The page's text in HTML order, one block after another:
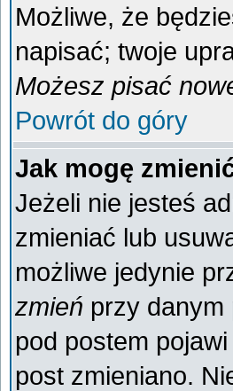
Możliwe, że
napisać; twoje
Możesz pisać
Powrót do góry
Jak mogę
Jeżeli nie jesteś
zmieniać lub
możliwe jedynie
zmień przy danym
pod postem
post zmieniano.